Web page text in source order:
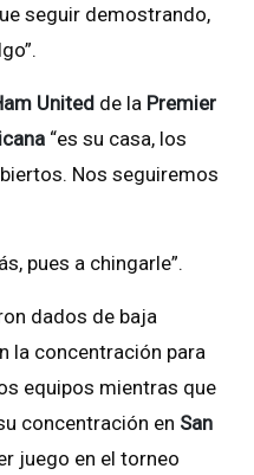
seguir demostrando,
United de la Premier
“es su casa, los
Nos seguiremos
pues a chingarle”.
dados de baja
la concentración para
equipos mientras que
concentración en San
juego en el torneo